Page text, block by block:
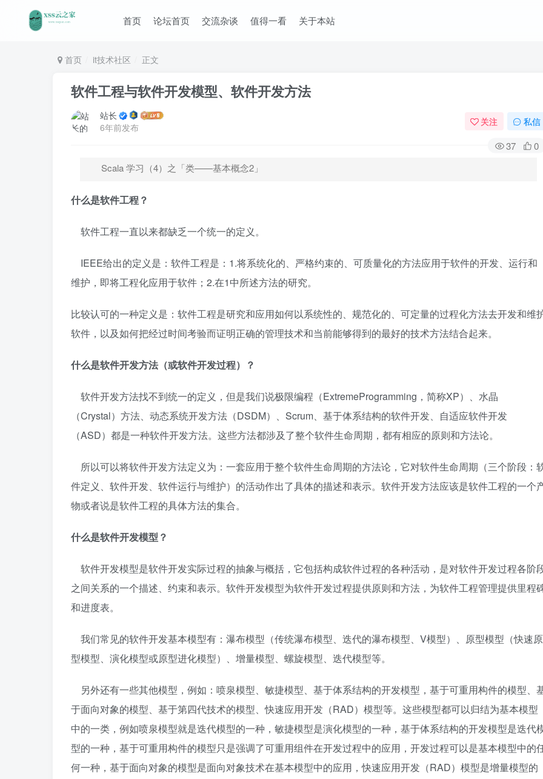
首页 论坛首页 交流杂谈 值得一看 关于本站
首页 it技术社区 正文
软件工程与软件开发模型、软件开发方法
站长
6年前发布
关注 私信
37
0
Scala 学习（4）之「类——基本概念2」
什么是软件工程？
软件工程一直以来都缺乏一个统一的定义。
IEEE给出的定义是：软件工程是：1.将系统化的、严格约束的、可质量化的方法应用于软件的开发、运行和
维护，即将工程化应用于软件；2.在1中所述方法的研究。
比较认可的一种定义是：软件工程是研究和应用如何以系统性的、规范化的、可定量的过程化方法去开发和维
软件，以及如何把经过时间考验而证明正确的管理技术和当前能够得到的最好的技术方法结合起来。
什么是软件开发方法（或软件开发过程）？
软件开发方法找不到统一的定义，但是我们说极限编程（ExtremeProgramming，简称XP）、水晶
（Crystal）方法、动态系统开发方法（DSDM）、Scrum、基于体系结构的软件开发、自适应软件开发
（ASD）都是一种软件开发方法。这些方法都涉及了整个软件生命周期，都有相应的原则和方法论。
所以可以将软件开发方法定义为：一套应用于整个软件生命周期的方法论，它对软件生命周期（三个阶段：
件定义、软件开发、软件运行与维护）的活动作出了具体的描述和表示。软件开发方法应该是软件工程的一个
物或者说是软件工程的具体方法的集合。
什么是软件开发模型？
软件开发模型是软件开发实际过程的抽象与概括，它包括构成软件过程的各种活动，是对软件开发过程各阶
之间关系的一个描述、约束和表示。软件开发模型为软件开发过程提供原则和方法，为软件工程管理提供里程
和进度表。
我们常见的软件开发基本模型有：瀑布模型（传统瀑布模型、迭代的瀑布模型、V模型）、原型模型（快速原
型模型、演化模型或原型进化模型）、增量模型、螺旋模型、迭代模型等。
另外还有一些其他模型，例如：喷泉模型、敏捷模型、基于体系结构的开发模型，基于可重用构件的模型、
于面向对象的模型、基于第四代技术的模型、快速应用开发（RAD）模型等。这些模型都可以归结为基本模型
中的一类，例如喷泉模型就是迭代模型的一种，敏捷模型是演化模型的一种，基于体系结构的开发模型是迭代
型的一种，基于可重用构件的模型只是强调了可重用组件在开发过程中的应用，开发过程可以是基本模型中的
何一种，基于面向对象的模型是面向对象技术在基本模型中的应用，快速应用开发（RAD）模型是增量模型的